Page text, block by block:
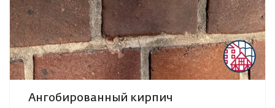
Ангобированный кирпич